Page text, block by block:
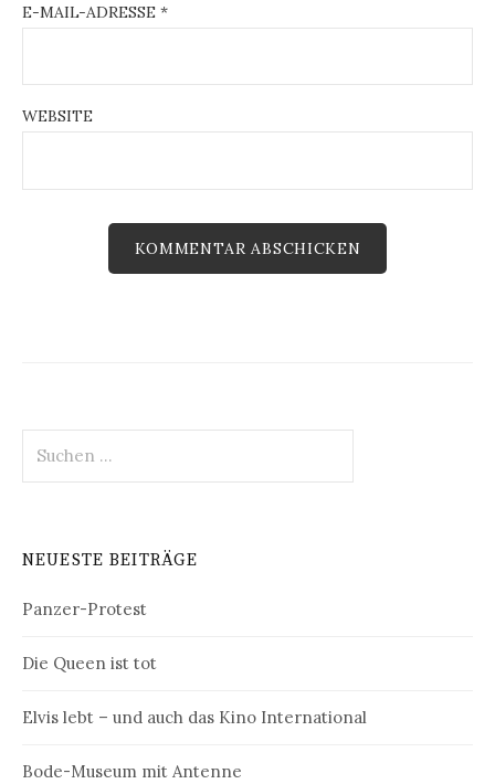
E-MAIL-ADRESSE *
WEBSITE
nach:
NEUESTE BEITRÄGE
Panzer-Protest
Die Queen ist tot
Elvis lebt – und auch das Kino International
Bode-Museum mit Antenne